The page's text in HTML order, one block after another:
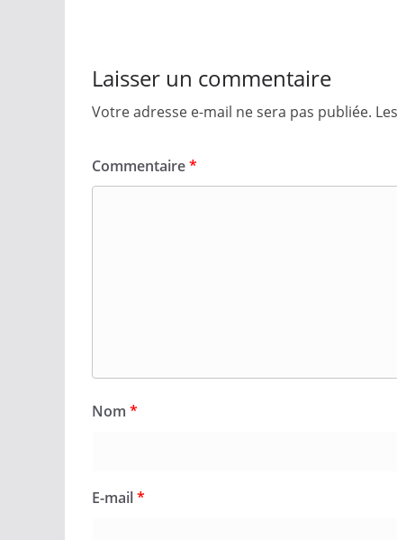
Laisser un commentaire
Votre adresse e-mail ne sera pas publiée.
Commentaire*
Nom *
E-mail*